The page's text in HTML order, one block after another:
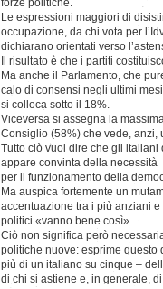
forze politiche.
Le espressioni maggiori di
occupazione, da chi vota per
dichiarano orientati verso
Il risultato è che i partiti
Ma anche il Parlamento, che
calo di consensi negli ultimi
si colloca sotto il 18%.
Viceversa si assegna la
Consiglio (58%) che vede, anzi,
Tutto ciò vuol dire che gli
appare convinta della necessità
per il funzionamento della
Ma auspica fortemente un
accentuazione tra i più anziani
politici «vanno bene così».
Ciò non significa però
politiche nuove: esprime questo
più di un italiano su cinque –
di chi si astiene e, in generale,